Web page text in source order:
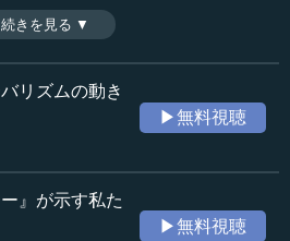
つくっていった。他方でその根
、グローバリズムの中で難しい
話中第2話）
リカの姿
続きを見る ▼
リズムの動き
▶無料視聴
』が示す私た
▶無料視聴